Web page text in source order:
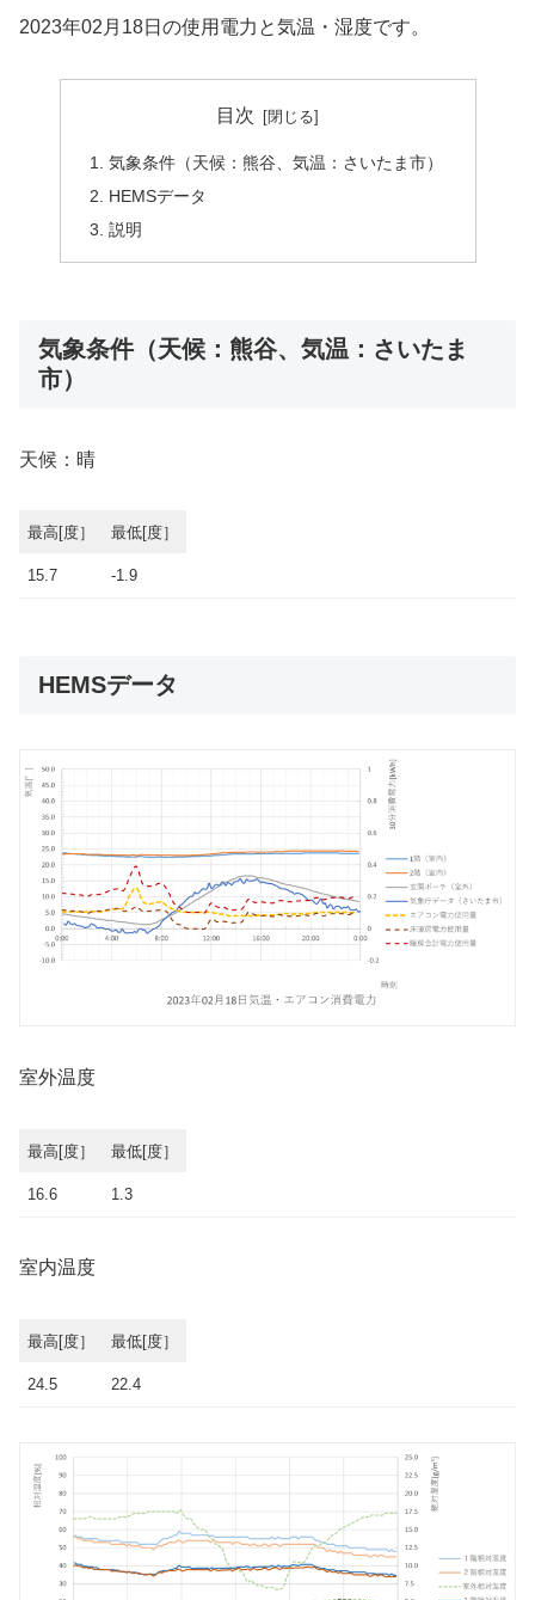
2023年02月18日の使用電力と気温・湿度です。
目次
気象条件（天候：熊谷、気温：さいたま市）
HEMSデータ
説明
気象条件（天候：熊谷、気温：さいたま
市）
天候：晴
最高[度］ 最低[度］
15.7 -1.9
HEMSデータ
室外温度
最高[度］ 最低[度］
16.6 1.3
室内温度
最高[度］ 最低[度］
24.5 22.4